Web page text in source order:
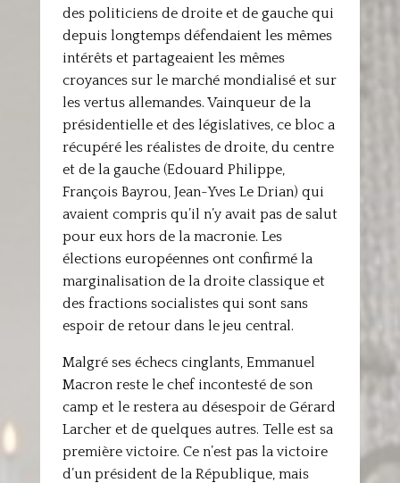
des politiciens de droite et de gauche qui
depuis longtemps défendaient les mêmes
intérêts et partageaient les mêmes
croyances sur le marché mondialisé et sur
les vertus allemandes. Vainqueur de la
présidentielle et des législatives, ce bloc a
récupéré les réalistes de droite, du centre
et de la gauche (Edouard Philippe,
François Bayrou, Jean-Yves Le Drian) qui
avaient compris qu’il n’y avait pas de salut
pour eux hors de la macronie. Les
élections européennes ont confirmé la
marginalisation de la droite classique et
des fractions socialistes qui sont sans
espoir de retour dans le jeu central.
Malgré ses échecs cinglants, Emmanuel
Macron reste le chef incontesté de son
camp et le restera au désespoir de Gérard
Larcher et de quelques autres. Telle est sa
première victoire. Ce n’est pas la victoire
d’un président de la République, mais